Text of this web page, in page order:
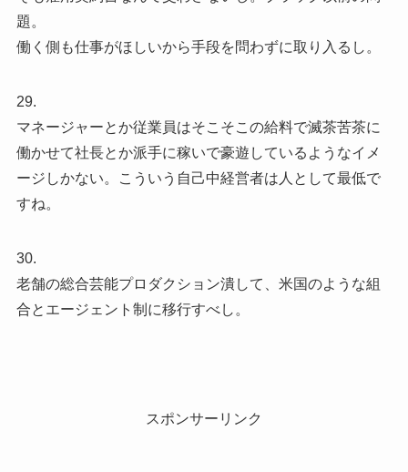
題。
働く側も仕事がほしいから手段を問わずに取り入るし。
29.
マネージャーとか従業員はそこそこの給料で滅茶苦茶に
働かせて社長とか派手に稼いで豪遊しているようなイメ
ージしかない。こういう自己中経営者は人として最低で
すね。
30.
老舗の総合芸能プロダクション潰して、米国のような組
合とエージェント制に移行すべし。
スポンサーリンク